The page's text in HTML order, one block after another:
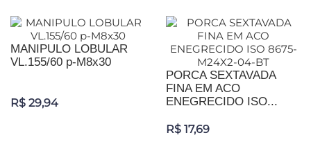
MANIPULO LOBULAR
VL.155/60 p-M8x30
R$ 29,94
PORCA SEXTAVADA
FINA EM ACO
ENEGRECIDO ISO...
R$ 17,69